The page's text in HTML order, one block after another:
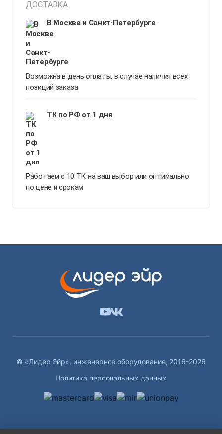
ДОСТАВКА
В Москве и Санкт-Петербурге
Возможна в день оплаты, в случае наличия всех
позиций заказа
ТК по РФ от 1 дня
Работаем с 10 ТК на ваш выбор или оптимально
по цене и срокам
© «Лидер Эйр», инженерное оборудование, 2016-2026
Политика персональных данных